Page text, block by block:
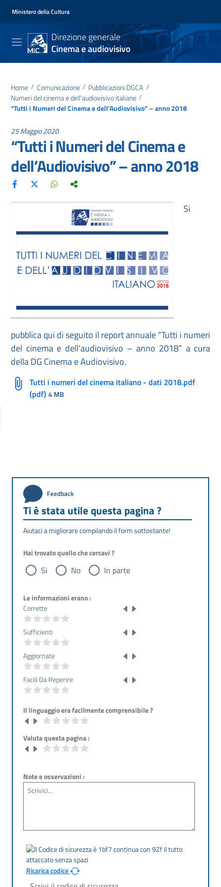
Ministero della Cultura
Direzione generale
Cinema e audiovisivo
Home / Comunicazione / Pubblicazioni DGCA /
Numeri del cinema e dell’audiovisivo italiano /
“Tutti i Numeri del Cinema e dell’Audiovisivo” – anno 2018
25 Maggio 2020
“Tutti i Numeri del Cinema e
dell’Audiovisivo” – anno 2018
Si
pubblica qui di seguito il report annuale “Tutti i numeri
del cinema e dell’audiovisivo – anno 2018” a cura
della DG Cinema e Audiovisivo.
Tutti i numeri del cinema italiano - dati 2018.pdf
(pdf) 4 MB
Feedback
Ti è stata utile questa pagina ?
Aiutaci a migliorare compilando il form sottostante!
Hai trovato quello che cercavi ?
Si No In parte
Le informazioni erano :
Corrette
Sufficienti
Aggiornate
Facili Da Reperire
Il linguaggio era facilmente comprensibile ?
Valuta questa pagina :
Note e osservazioni :
Ricarica codice